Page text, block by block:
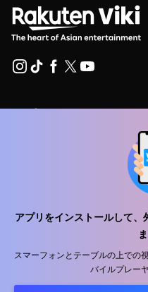
アプリをインストールして
スマーフォンとテーブルの上での
バイルプレー
ヘルプセンター
プレス向け情報
利用規約
プライバシーポリシー